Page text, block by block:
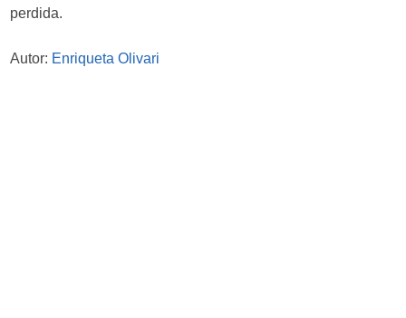
perdida.
Autor: Enriqueta Olivari